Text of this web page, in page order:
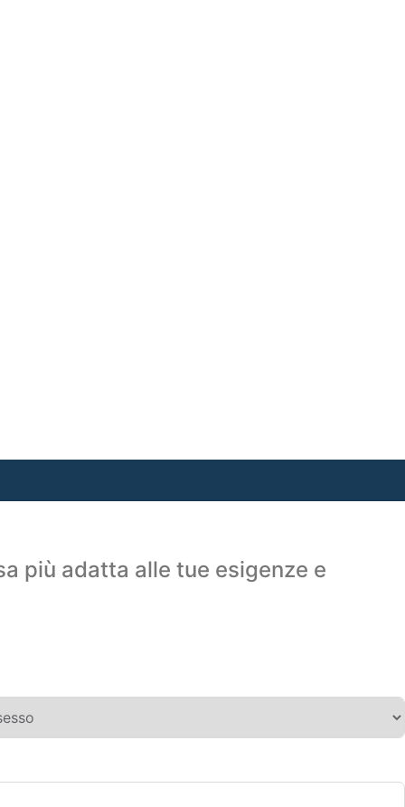
più adatta alle tue esigenze e